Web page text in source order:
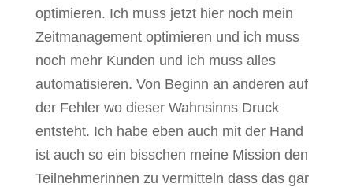
optimieren. Ich muss jetzt hier noch mein
Zeitmanagement optimieren und ich muss
noch mehr Kunden und ich muss alles
automatisieren. Von Beginn an anderen auf
der Fehler wo dieser Wahnsinns Druck
entsteht. Ich habe eben auch mit der Hand
ist auch so ein bisschen meine Mission den
Teilnehmerinnen zu vermitteln dass das gar